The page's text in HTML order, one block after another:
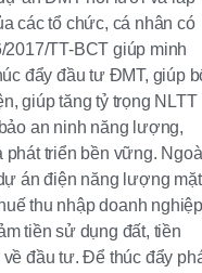
các tổ chức, cá nhân có
2017/TT-BCT giúp minh
đẩy đầu tư ĐMT, giúp
giúp tăng tỷ trọng NLTT
an ninh năng lượng,
phát triển bền vững.
án điện năng lượng mặt
thu nhập doanh
tiền sử dụng đất, tiền
đầu tư. Để thúc đẩy